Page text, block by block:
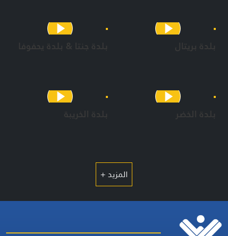
بلدة بريتال بلدة جنتا & بلدة يحفوفا
بلدة الخضر بلدة الخريبة
المزيد +